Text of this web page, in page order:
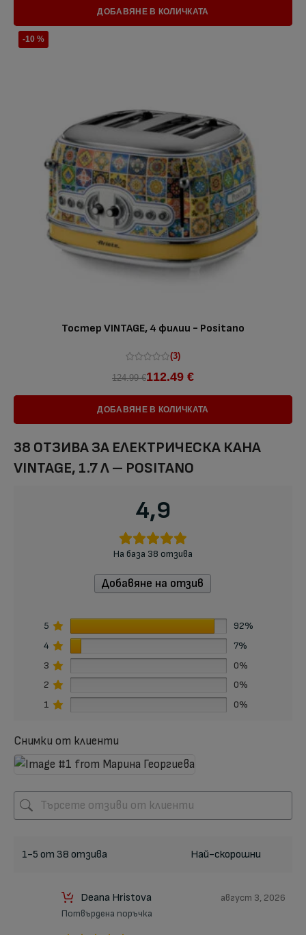
ДОБАВЯНЕ В КОЛИЧКАТА
-10 %
Тостер VINTAGE, 4 филии - Positano
(3)
124.99 €112.49 €
ДОБАВЯНЕ В КОЛИЧКАТА
38 ОТЗИВА ЗА ЕЛЕКТРИЧЕСКА КАНА
VINTAGE, 1.7 Л – POSITANO
4,9
На база 38 отзива
Добавяне на отзив
5
92%
4
7%
3
0%
2
0%
1
0%
Снимки от клиенти
1-5 от 38 отзива
Deana Hristova
Потвърдена поръчка
август 3, 2026